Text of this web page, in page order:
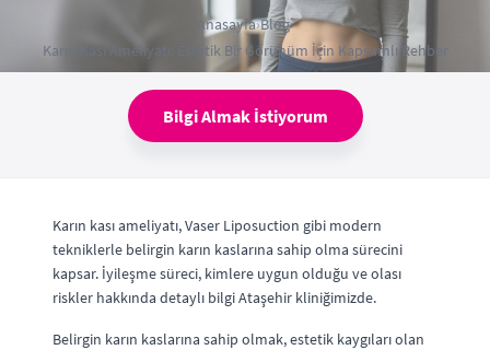
Anasayfa›Blog›
Karın Kası Ameliyatı: Estetik Bir Görünüm İçin Kapsamlı Rehber
Bilgi Almak İstiyorum
Karın kası ameliyatı, Vaser Liposuction gibi modern
tekniklerle belirgin karın kaslarına sahip olma sürecini
kapsar. İyileşme süreci, kimlere uygun olduğu ve olası
riskler hakkında detaylı bilgi Ataşehir kliniğimizde.
Belirgin karın kaslarına sahip olmak, estetik kaygıları olan